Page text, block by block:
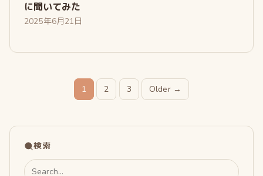
に聞いてみた
2025年6月21日
投
の
1 2 3 Older →
検索
Search